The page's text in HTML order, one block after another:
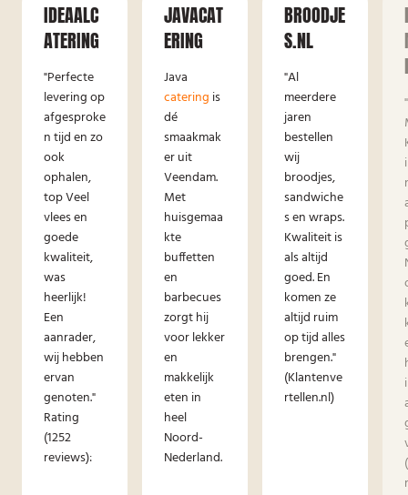
IDEAALC
ATERING
"Perfecte
levering op
afgesproke
n tijd en zo
ook
ophalen,
top Veel
vlees en
goede
kwaliteit,
was
heerlijk!
Een
aanrader,
wij hebben
ervan
genoten."
Rating
(1252
reviews):
JAVACAT
ERING
Java
catering is
dé
smaakmak
er uit
Veendam.
Met
huisgemaa
kte
buffetten
en
barbecues
zorgt hij
voor lekker
en
makkelijk
eten in
heel
Noord-
Nederland.
BROODJE
S.NL
"Al
meerdere
jaren
bestellen
wij
broodjes,
sandwiche
s en wraps.
Kwaliteit is
als altijd
goed. En
komen ze
altijd ruim
op tijd alles
brengen."
(Klantenve
rtellen.nl)